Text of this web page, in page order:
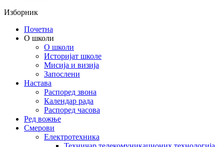
Изборник
Почетна
О школи
О школи
Историјат школе
Мисија и визија
Запослени
Настава
Распоред звона
Календар рада
Распоред часова
Ред вожње
Смерови
Електротехника